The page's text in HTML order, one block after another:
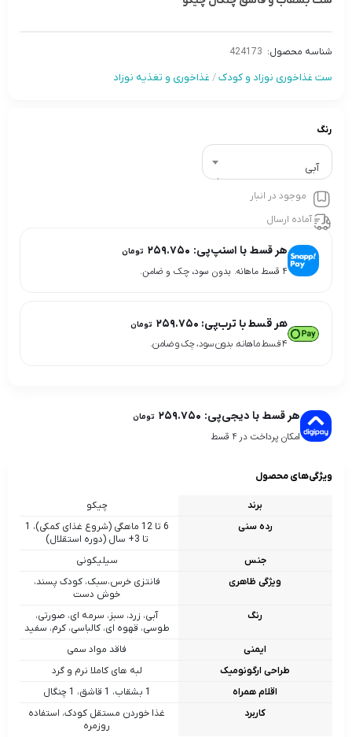
شناسه محصول: 424173
ست غذاخوری نوزاد و کودک/ غذاخوری و تغذیه نوزاد
رنگ
آبى
موجود در انبار
آماده ارسال
هر قسط با اسنپ‌پی: ۲۵۹.۷۵۰ تومان
۴ قسط ماهانه. بدون سود، چک و ضامن.
هر قسط با ترب‌پی: ۲۵۹.۷۵۰ تومان
۴ قسط ماهانه. بدون سود، چک و ضامن.
هر قسط با دیجی‌پی: ۲۵۹.۷۵۰ تومان
امکان پرداخت در 4 قسط
ویژگی‌های محصول
برند
چیکو
رده سنی
6 تا 12 ماهگی (شروع غذای کمکی)، 1
تا 3+ سال (دوره استقلال)
جنس
سیلیکونی
ویژگی ظاهری
فانتزی خرس،سبک، کودک‌ پسند،
خوش‌ دست
رنگ
آبی، زرد، سبز، سرمه ای، صورتی،
طوسی، قهوه ای، کالباسی، کرم، سفید
ایمنی
فاقد مواد سمی
طراحی ارگونومیک
لبه‌ های کاملا نرم و گرد
اقلام همراه
1 بشقاب، 1 قاشق، 1 چنگال
کاربرد
غذا خوردن مستقل کودک، استفاده
روزمره